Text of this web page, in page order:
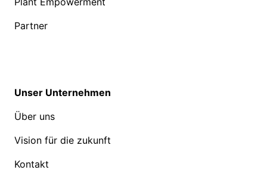
Partner
Unser Unternehmen
Über uns
Vision für die zukunft
Kontakt